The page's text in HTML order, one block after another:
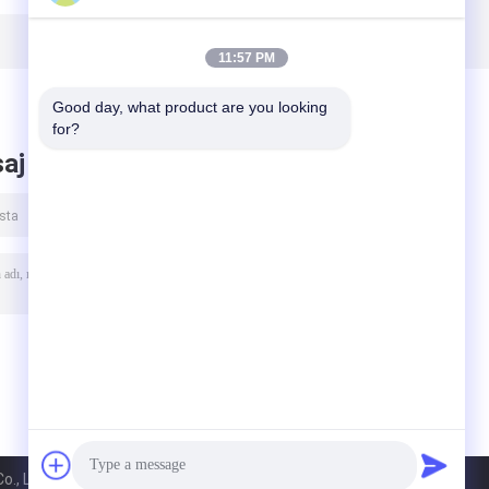
bırak
Limited. All Rights Reserved.
11:57 PM
Good day, what product are you looking
for?